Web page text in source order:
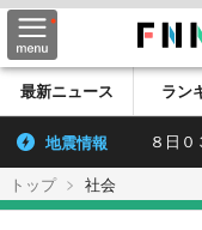
最新ニュース ラン
地震情報 ８日０
トップ 社会